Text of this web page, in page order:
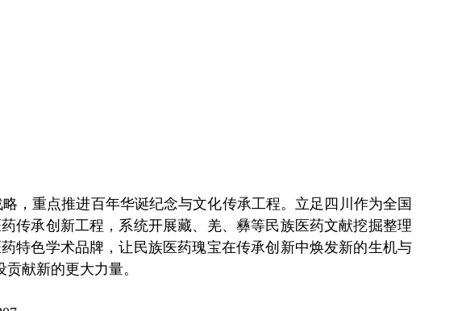
，重点推进百年华诞纪念与文化传承工程。立足四川作为全国
传承创新工程，系统开展藏、羌、彝等民族医药文献挖掘整理
特色学术品牌，让民族医药瑰宝在传承创新中焕发新的生机与
献新的更大力量。